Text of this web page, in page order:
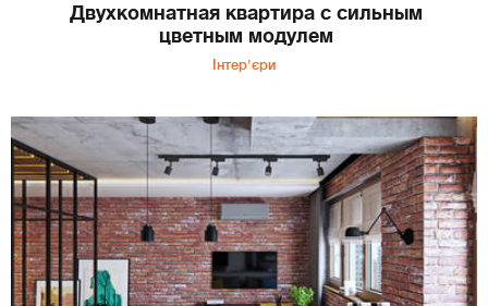
Двухкомнатная квартира с сильным
цветным модулем
Інтер'єри